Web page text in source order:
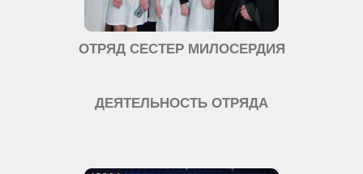
ОТРЯД СЕСТЕР МИЛОСЕРДИЯ
ДЕЯТЕЛЬНОСТЬ ОТРЯДА